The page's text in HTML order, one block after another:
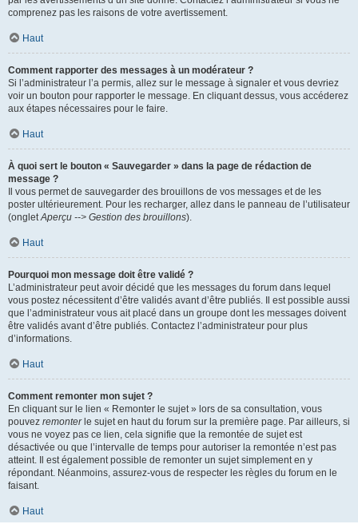
comprenez pas les raisons de votre avertissement.
Haut
Comment rapporter des messages à un modérateur ?
Si l’administrateur l’a permis, allez sur le message à signaler et vous devriez
voir un bouton pour rapporter le message. En cliquant dessus, vous accéderez
aux étapes nécessaires pour le faire.
Haut
À quoi sert le bouton « Sauvegarder » dans la page de rédaction de
message ?
Il vous permet de sauvegarder des brouillons de vos messages et de les
poster ultérieurement. Pour les recharger, allez dans le panneau de l’utilisateur
(ongletAperçu --> Gestion des brouillons).
Haut
Pourquoi mon message doit être validé ?
L’administrateur peut avoir décidé que les messages du forum dans lequel
vous postez nécessitent d’être validés avant d’être publiés. Il est possible aussi
que l’administrateur vous ait placé dans un groupe dont les messages doivent
être validés avant d’être publiés. Contactez l’administrateur pour plus
d’informations.
Haut
Comment remonter mon sujet ?
En cliquant sur le lien « Remonter le sujet » lors de sa consultation, vous
pouvez remonterle sujet en haut du forum sur la première page. Par ailleurs, si
vous ne voyez pas ce lien, cela signifie que la remontée de sujet est
désactivée ou que l’intervalle de temps pour autoriser la remontée n’est pas
atteint. Il est également possible de remonter un sujet simplement en y
répondant. Néanmoins, assurez-vous de respecter les règles du forum en le
faisant.
Haut